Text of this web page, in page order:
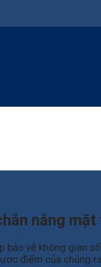
nắng mặt
bảo vệ không gian
điểm của chúng